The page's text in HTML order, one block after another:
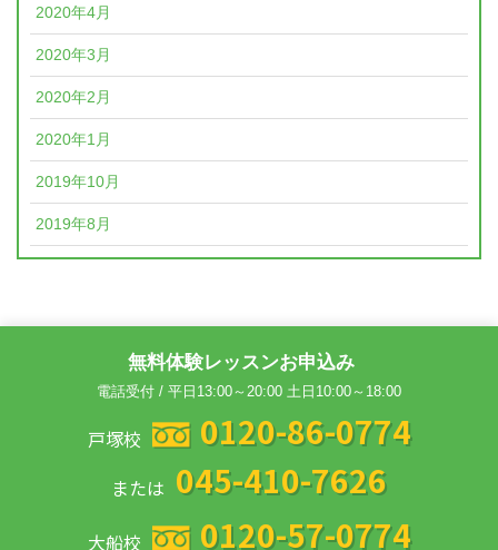
2020年4月
2020年3月
2020年2月
2020年1月
2019年10月
2019年8月
無料体験レッスンお申込み
電話受付 / 平日13:00～20:00 土日10:00～18:00
戸塚校 0120-86-0774
または 045-410-7626
大船校 0120-57-0774